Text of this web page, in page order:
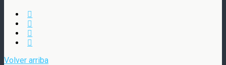
Volver arriba